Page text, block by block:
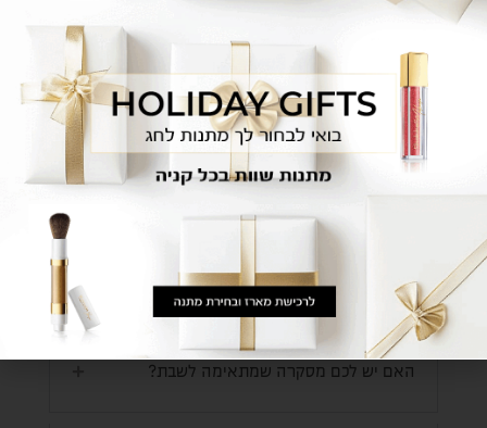
+הדרכה מפורטת לשימוש במוצרים.
היכן המוצרים מיוצרים?
איך האיפור נתפס על הפנים אם הוא אבקה?
איך עובדים המשלוחים אצלכם?
האם יש לכם מסקרה שמתאימה לשבת?